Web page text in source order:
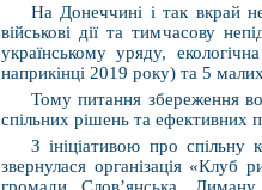
На Донеччині і так вкрай
військові дії та тимчасову
українському уряду,
наприкінці 2019 року) та 5
Тому питання збереження
спільних рішень та ефективних
З ініціативою про
звернулася організація